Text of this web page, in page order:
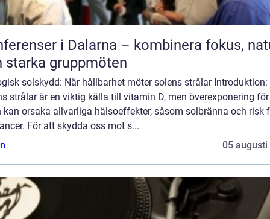
i Dalarna – kombinera fokus,
starka gruppmöten
solskydd: När hållbarhet möter solens strålar Introduktion:
strålar är en viktig källa till vitamin D, men överexponering för
kan orsaka allvarliga hälsoeffekter, såsom solbränna och risk
För att skydda oss mot s...
05 augusti